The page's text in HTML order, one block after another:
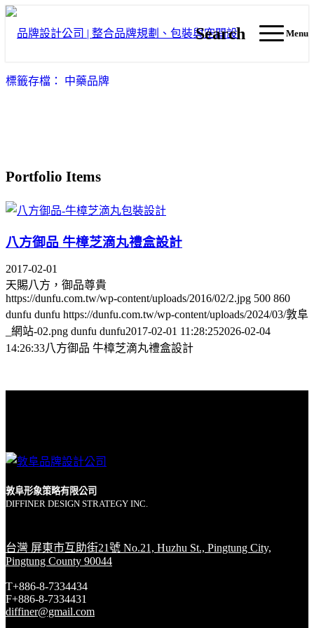
Search Menu
標籤存檔： 中藥品牌
Portfolio Items
八方御品 牛樟芝滴丸禮盒設計
2017-02-01
天賜八方，御品尊貴
https://dunfu.com.tw/wp-content/uploads/2016/02/2.jpg 500 860
dunfu dunfu https://dunfu.com.tw/wp-content/uploads/2024/03/敦阜
_網站-02.png dunfu dunfu2017-02-01 11:28:252026-02-04
14:26:33八方御品 牛樟芝滴丸禮盒設計
敦阜形象策略有限公司
DIFFINER DESIGN STRATEGY INC.
台灣 屏東市互助街21號 No.21, Huzhu St., Pingtung City,
Pingtung County 90044
T+886-8-7334434
F+886-8-7334431
diffiner@gmail.com